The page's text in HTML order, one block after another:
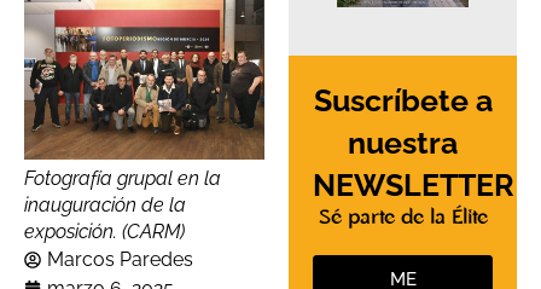
Fotografía grupal en la
inauguración de la
exposición. (CARM)
Marcos Paredes
Suscríbete a
nuestra
NEWSLETTER
Sé parte de la Élite
ME